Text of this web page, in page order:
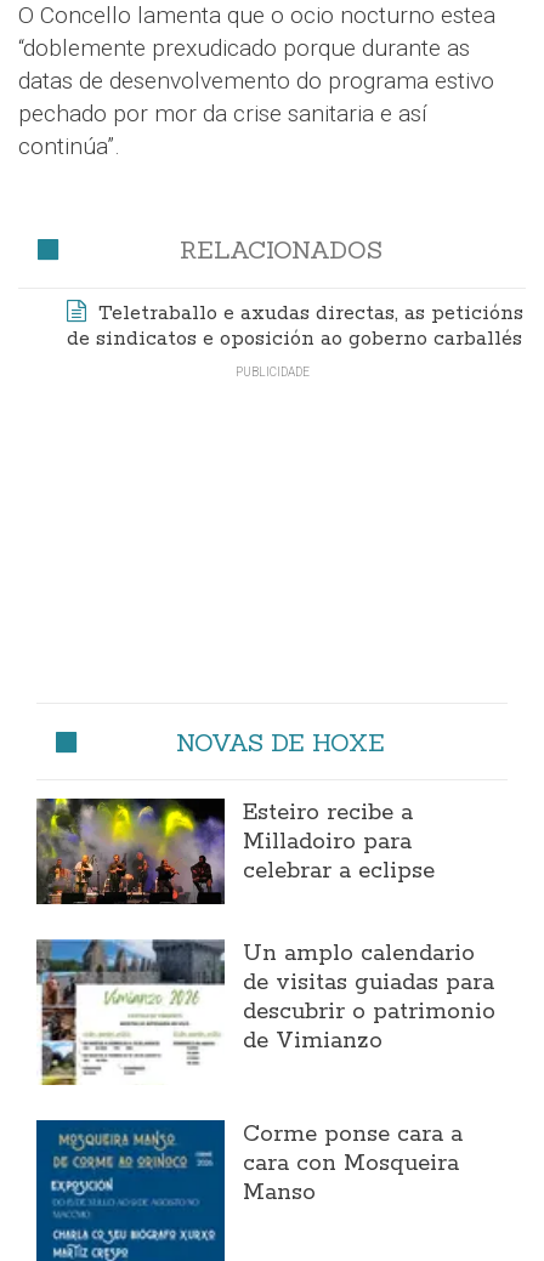
O Concello lamenta que o ocio nocturno estea
“doblemente prexudicado porque durante as
datas de desenvolvemento do programa estivo
pechado por mor da crise sanitaria e así
continúa”.
RELACIONADOS
Teletraballo e axudas directas, as peticións
de sindicatos e oposición ao goberno carballés
NOVAS DE HOXE
Esteiro recibe a
Milladoiro para
celebrar a eclipse
Un amplo calendario
de visitas guiadas para
descubrir o patrimonio
de Vimianzo
Corme ponse cara a
cara con Mosqueira
Manso